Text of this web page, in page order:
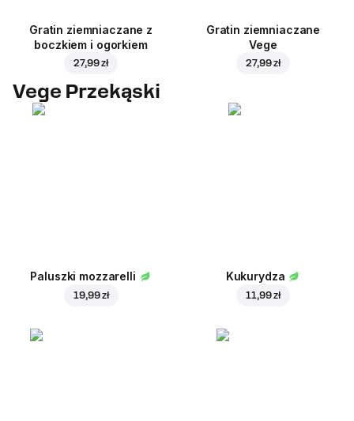
Gratin ziemniaczane z
boczkiem i ogorkiem
27,99 zł
Gratin ziemniaczane
Vege
27,99 zł
Vege Przekąski
Paluszki mozzarelli
19,99 zł
Kukurydza
11,99 zł